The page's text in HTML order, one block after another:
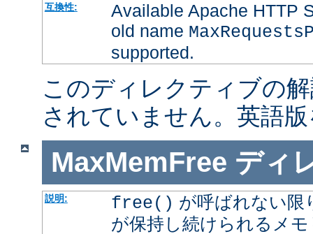
互換性:
Available Apache HTTP
old name
supported.
このディレクティブの
されていません。英語
MaxMemFree ディ
説明: free() が呼ばれない限
が保持し続けられるメ